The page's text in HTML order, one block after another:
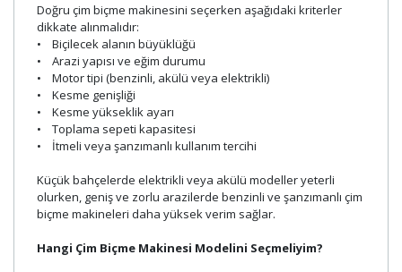
Doğru çim biçme makinesini seçerken aşağıdaki kriterler
dikkate alınmalıdır:
• Biçilecek alanın büyüklüğü
• Arazi yapısı ve eğim durumu
• Motor tipi (benzinli, akülü veya elektrikli)
• Kesme genişliği
• Kesme yükseklik ayarı
• Toplama sepeti kapasitesi
• İtmeli veya şanzımanlı kullanım tercihi
Küçük bahçelerde elektrikli veya akülü modeller yeterli
olurken, geniş ve zorlu arazilerde benzinli ve şanzımanlı çim
biçme makineleri daha yüksek verim sağlar.
Hangi Çim Biçme Makinesi Modelini Seçmeliyim?